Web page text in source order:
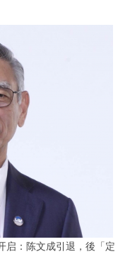
启：陈文成引退，後「定